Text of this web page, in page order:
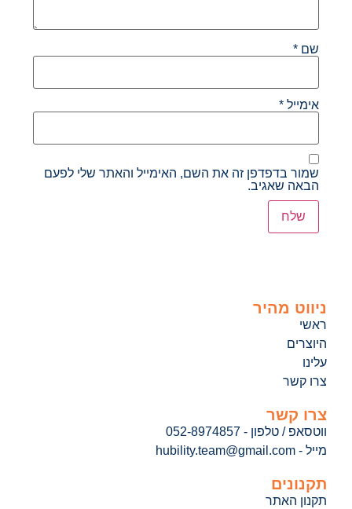
שם*
אימייל*
שמור בדפדפן זה את השם, האימייל והאתר שלי לפעם
הבאה שאגיב.
ניווט מהיר
ראשי
היוצרים
עלינו
צרו קשר
צרו קשר
ווטסאפ / טלפון - 052-8974857
מייל - hubility.team@gmail.com
תקנונים
תקנון האתר